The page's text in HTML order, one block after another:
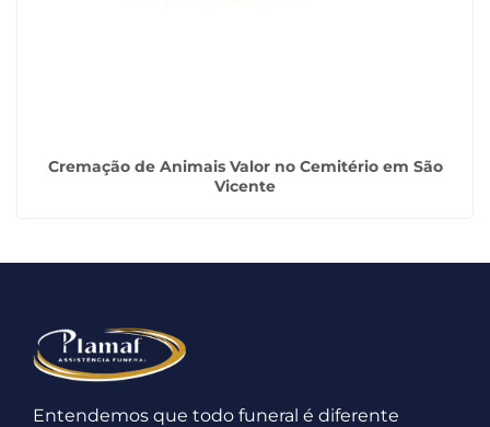
Cremação de Animais Valor no Cemitério em São
Vicente
Entendemos que todo funeral é diferente